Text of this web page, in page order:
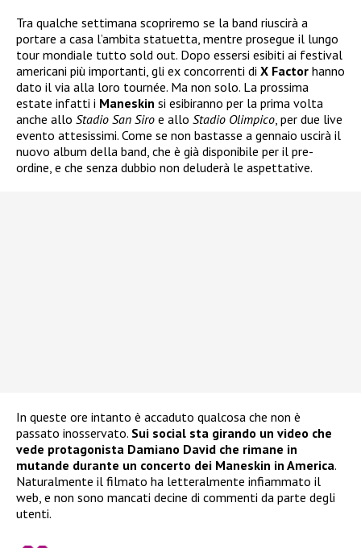
Tra qualche settimana scopriremo se la band riuscirà a
portare a casa l’ambita statuetta, mentre prosegue il lungo
tour mondiale tutto sold out. Dopo essersi esibiti ai festival
americani più importanti, gli ex concorrenti di X Factor hanno
dato il via alla loro tournée. Ma non solo. La prossima
estate infatti i Maneskin si esibiranno per la prima volta
anche allo Stadio San Siro e allo Stadio Olimpico, per due live
evento attesissimi. Come se non bastasse a gennaio uscirà il
nuovo album della band, che è già disponibile per il pre-
ordine, e che senza dubbio non deluderà le aspettative.
In queste ore intanto è accaduto qualcosa che non è
passato inosservato. Sui social sta girando un video che
vede protagonista Damiano David che rimane in
mutande durante un concerto dei Maneskin in America.
Naturalmente il filmato ha letteralmente infiammato il
web, e non sono mancati decine di commenti da parte degli
utenti.